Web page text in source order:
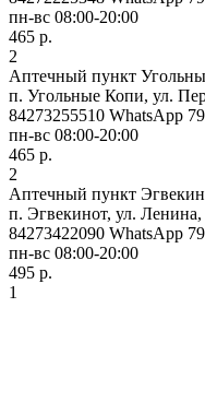
пн-вс 08:00-20:00
465 р.
2
Аптечный пункт
п. Угольные Копи, ул.
84273255510 WhatsApp
пн-вс 08:00-20:00
465 р.
2
Аптечный пункт
п. Эгвекинот, ул. Ленина,
84273422090 WhatsApp
пн-вс 08:00-20:00
495 р.
1